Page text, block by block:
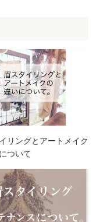
リングとアートメイク
ついて